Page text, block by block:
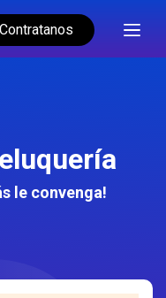
Contratanos
le convenga!